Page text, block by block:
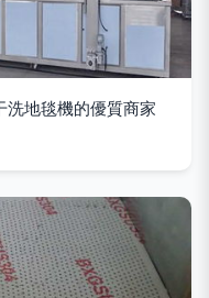
洗地毯機的優質商家